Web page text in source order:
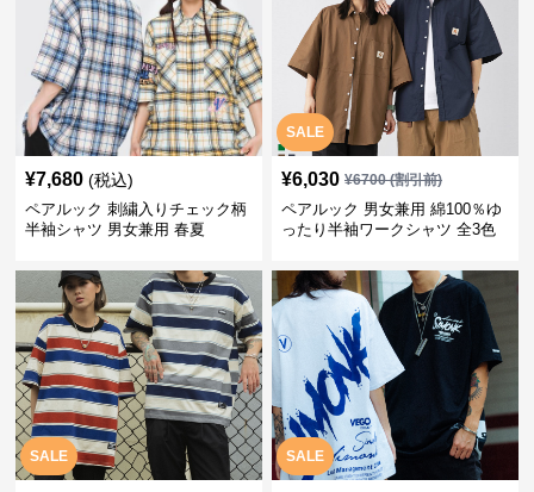
¥7,680 (税込)
ペアルック 刺繍入りチェック柄
半袖シャツ 男女兼用 春夏
SALE
¥6,030 ¥6700(割引前)
ペアルック 男女兼用 綿100％ゆ
ったり半袖ワークシャツ 全3色
SALE SALE